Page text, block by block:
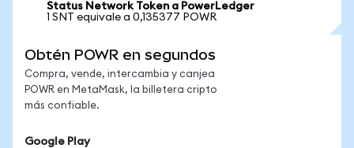
Status Network Token a PowerLedger
1 SNT equivale a 0,135377 POWR
Obtén POWR en segundos
Compra, vende, intercambia y canjea
POWR en MetaMask, la billetera cripto
más confiable.
Google Play